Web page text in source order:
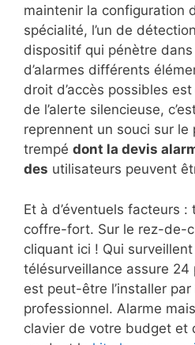
maintenir la configuration
spécialité, l’un de
dispositif qui pénètre
d’alarmes différents
droit d’accès possibles
de l’alerte silencieuse,
reprennent un souci sur
trempé dont la devis
des utilisateurs peuvent
Et à d’éventuels facteurs
coffre-fort. Sur le rez-de-
cliquant ici ! Qui
télésurveillance assure
est peut-être l’installer par
professionnel. Alarme
clavier de votre budget et